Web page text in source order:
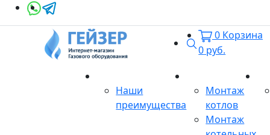
Поиск
0 Корзина
0 руб.
Наши
преимущества
Монтаж
котлов
Монтаж